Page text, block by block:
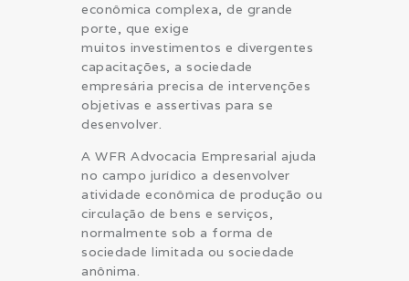
econômica complexa, de grande
porte, que exige
muitos investimentos e divergentes
capacitações, a sociedade
empresária precisa de intervenções
objetivas e assertivas para se
desenvolver.
A WFR Advocacia Empresarial ajuda
no campo jurídico a desenvolver
atividade econômica de produção ou
circulação de bens e serviços,
normalmente sob a forma de
sociedade limitada ou sociedade
anônima.